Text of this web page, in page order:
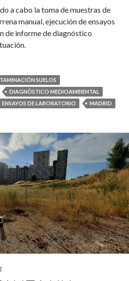
a cabo la toma de muestras de
manual, ejecución de ensayos
de informe de diagnóstico
SUELOS
DIAGNÓSTICO MEDIOAMBIENTAL
ENSAYOS DE LABORATORIO MADRID